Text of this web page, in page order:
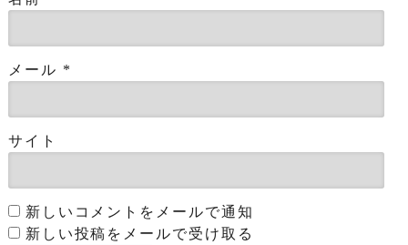
メール *
サイト
新しいコメントをメールで通知
新しい投稿をメールで受け取る